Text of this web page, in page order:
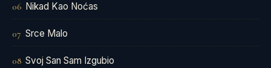
06 Nikad Kao Noćas
07 Srce Malo
08 Svoj San Sam Izgubio